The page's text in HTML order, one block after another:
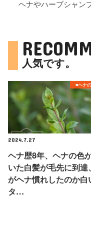
ヘナやハーブシャン
人気です。
■ヘナ
2024.7.27
ヘナ歴8年、ヘナの色
いた白髪が毛先に到達
がヘナ慣れしたのか白
タ…